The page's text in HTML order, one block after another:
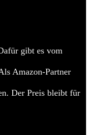
gibt es vom
Amazon-Partner
Der Preis bleibt für